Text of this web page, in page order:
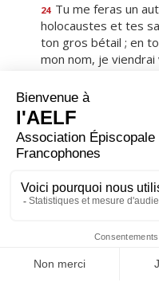
24 Tu me feras un
holocaustes et tes
ton gros bétail ; en
mon nom, je
bâtiras pas en
ton ciseau, tu les
26Et tu ne monteras
marches, afin que ta